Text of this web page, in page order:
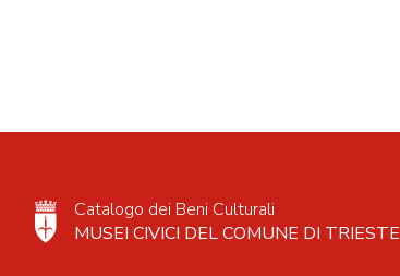
Catalogo dei Beni Culturali
MUSEI CIVICI DEL COMUNE DI TRIESTE